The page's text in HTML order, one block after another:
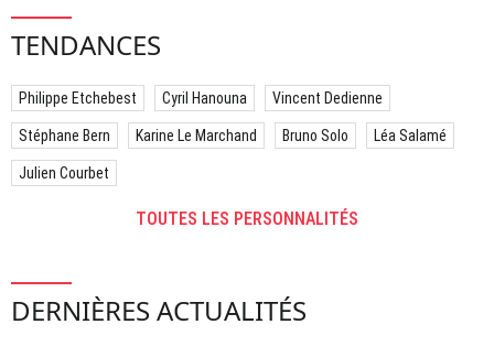
TENDANCES
Philippe Etchebest Cyril Hanouna Vincent Dedienne
Stéphane Bern Karine Le Marchand Bruno Solo Léa Salamé
Julien Courbet
TOUTES LES PERSONNALITÉS
DERNIÈRES ACTUALITÉS